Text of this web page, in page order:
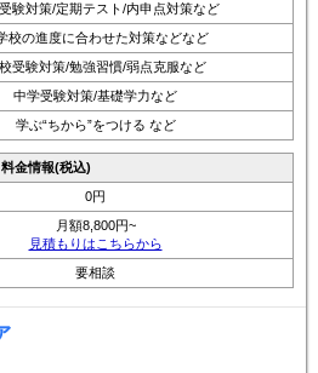
験対策/定期テスト/内申点対策など
校の進度に合わせた対策などなど
受験対策/勉強習慣/弱点克服など
中学受験対策/基礎学力など
学ぶ“ちから”をつける など
料金情報(税込)
0円
月額8,800円~
見積もりはこちらから
要相談